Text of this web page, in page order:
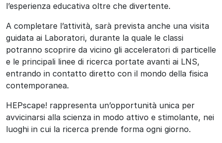
l’esperienza educativa oltre che divertente.
A completare l’attività, sarà prevista anche una visita
guidata ai Laboratori, durante la quale le classi
potranno scoprire da vicino gli acceleratori di particelle
e le principali linee di ricerca portate avanti ai LNS,
entrando in contatto diretto con il mondo della fisica
contemporanea.
HEPscape! rappresenta un’opportunità unica per
avvicinarsi alla scienza in modo attivo e stimolante, nei
luoghi in cui la ricerca prende forma ogni giorno.